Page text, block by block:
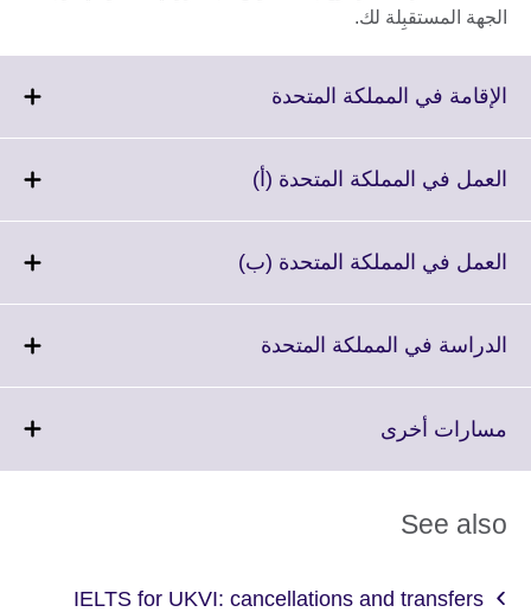
الجهة المستقبِلة لك.
الإقامة في المملكة المتحدة
Moreالعمل في المملكة المتحدة (أ)
Moreالعمل في المملكة المتحدة (ب)
الدراسة في المملكة المتحدة
مسارات أخرى
See also
IELTS for UKVI: cancellations and transfers